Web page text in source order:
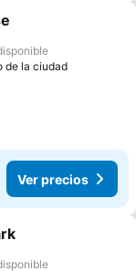
de la ciudad
Ver precios